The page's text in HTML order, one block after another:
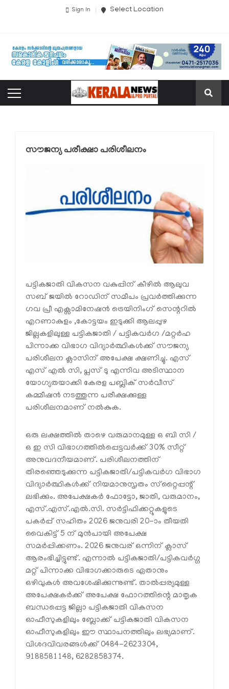
Sign In Select Location
സൗജന്യ പരീക്ഷാ പരിശീലനം
പട്ടികജാതി വികസന വകുപ്പിന് കീഴില്‍ ആലുവ
സബ് ജയില്‍ റോഡിന് സമീപം പ്രവര്‍ത്തിക്കുന്ന
ഗവ പ്രീ എക്സാമിനേഷന്‍ ട്രെയിനിംഗ് സെന്ററില്‍
എറണാകുളം ,കോട്ടയം ഇടുക്കി ആലപ്പുഴ
ജില്ലകളിലുള്ള പട്ടികജാതി / പട്ടികവര്‍ഗ /മറ്റര്‍ഹ
പിന്നാക്ക വിഭാഗ വിദ്യാര്‍ത്ഥികള്‍ക്ക് സൗജന്യ
പരിശീലന ക്ലാസിന് അപേക്ഷ ക്ഷണിച്ചു. എസ്
എസ് എല്‍ സി, പ്ലസ് ടു എന്നിവ അടിസ്ഥാന
യോഗ്യതയാക്കി കേരള പബ്ലിക് സര്‍വീസ്
കമ്മീഷന്‍ നടത്തുന്ന പരീക്ഷക്കുള്ള
പരിശീലനമാണ് നല്‍കുക.
ഒരു ലക്ഷത്തില്‍ താഴെ വരുമാനമുള്ള ഒ ബി സി /
ഒ ഇ സി വിഭാഗത്തില്‍പ്പെട്ടവര്‍ക്ക് 30% സീറ്റ്
അനുവദനീയമാണ്. പരിശീലനത്തിന്
തിരഞ്ഞെടുക്കുന്ന പട്ടികജാതി/പട്ടികവര്‍ഗ വിഭാഗ
വിദ്യാര്‍ത്ഥികള്‍ക്ക് നിയമാനുസൃതം സ്‌റ്റൈപ്പന്റ്
ലഭിക്കും. അപേക്ഷകര്‍ ഫോട്ടോ, ജാതി, വരുമാനം,
എസ്.എസ്.എല്‍.സി. സര്‍ട്ടിഫിക്കറ്റുകളുടെ
പകര്‍പ്പ് സഹിതം 2026 ജനുവരി 20-ാം തീയതി
വൈകിട്ട് 5 ന് മുന്‍പായി അപേക്ഷ
സമര്‍പ്പിക്കണം. 2026 ജനുവര് ഒന്നിന് ക്ലാസ്
ആരംഭിച്ചിട്ടുണ്ട്. എന്നാല്‍ പട്ടികജാതി/പട്ടികവര്‍ഗ്ഗ
മറ്റ് പിന്നാക്ക വിഭാഗക്കാരുടെ ഏതാനും
ഒഴിവുകള്‍ അവശേഷിക്കുന്നുണ്ട്. താല്‍പ്പര്യമുള്ള
അപേക്ഷകര്‍ക്ക് അപേക്ഷ ഫോറത്തിന്റെ മാതൃക
ബന്ധപ്പെട്ട ജില്ലാ പട്ടികജാതി വികസന
ഓഫീസുകളിലും ബ്ലോക്ക് പട്ടികജാതി വികസന
ഓഫീസുകളിലും ഈ സ്ഥാപനത്തിലും ലഭ്യമാണ്.
വിശദവിവരങ്ങള്‍ക്ക് 0484-2623304,
9188581148, 6282858374.